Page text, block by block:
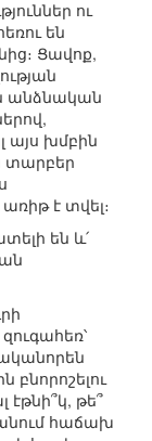
ու
են
Ցավոք,
անձնական
այս խմբին
տարբեր
է տվել։
են և՛
թե՞
հաճախ